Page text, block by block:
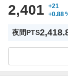
2,401
+21
+0.88
夜間PTS